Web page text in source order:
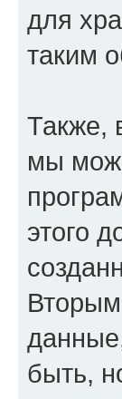
для
таким
Также,
мы
этого
быть,